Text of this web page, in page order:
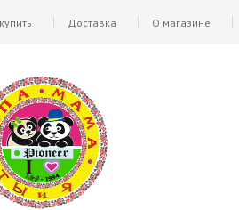
Доставка О магазине